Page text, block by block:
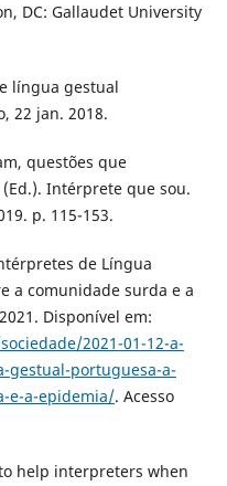
DC: Gallaudet University
língua gestual
22 jan. 2018.
questões que
Intérprete que sou.
p. 115-153.
de Língua
a comunidade surda e a
Disponível em:
2021-01-12-a-
gestual-portuguesa-a-
e-a-epidemia/. Acesso
help interpreters when